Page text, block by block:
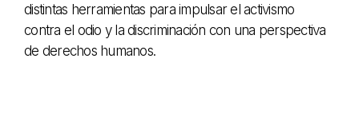
distintas herramientas para impulsar el activismo
contra el odio y la discriminación con una perspectiva
de derechos humanos.